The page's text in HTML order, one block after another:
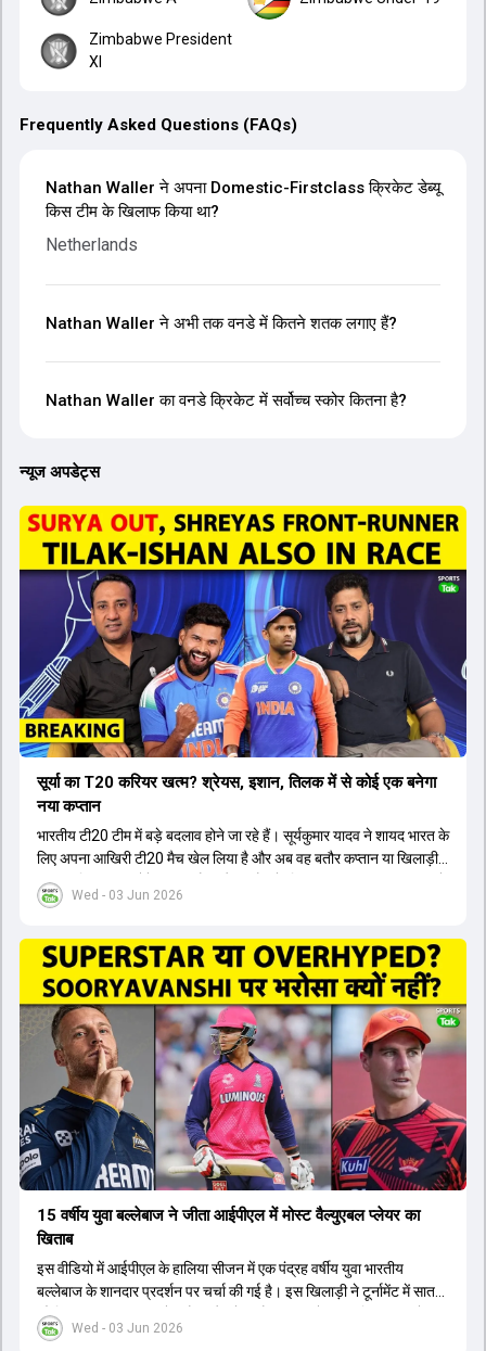
Zimbabwe President
XI
Frequently Asked Questions (FAQs)
Nathan Waller ने अपना Domestic-Firstclass क्रिकेट डेब्यू
किस टीम के खिलाफ किया था?
Netherlands
Nathan Waller ने अभी तक वनडे में कितने शतक लगाए हैं?
Nathan Waller का वनडे क्रिकेट में सर्वोच्च स्कोर कितना है?
न्यूज अपडेट्स
Wed - 03 Jun 2026
सूर्या का T20 करियर खत्म? श्रेयस, इशान, तिलक में से कोई एक बनेगा
नया कप्तान
भारतीय टी20 टीम में बड़े बदलाव होने जा रहे हैं। सूर्यकुमार यादव ने शायद भारत के
लिए अपना आखिरी टी20 मैच खेल लिया है और अब वह बतौर कप्तान या खिलाड़ी
टीम का हिस्सा नहीं होंगे। आयरलैंड और इंग्लैंड के खिलाफ आगामी टी20 सीरीज के
लिए नए कप्तान की तलाश जारी है। इस रेस में श्रेयस अय्यर सबसे आगे चल रहे
पटेल इस रेस में काफी पीछे हैं, जबकि संजू सैमसन और रजत पाटीदार कप्तानी की
दौड़ से बाहर हैं। आगामी सीरीज के लिए वैभव सूर्यवंशी को तीसरे ओपनर के तौर पर
टीम में शामिल किया जाएगा, जबकि अभिषेक शर्मा और संजू सैमसन पहली पसंद
होंगे। इसके अलावा नीतीश रेड्डी को बतौर ऑलराउंडर ज्यादा मौके मिलेंगे। अजीत
अगरकर की अगुवाई वाली चयन समिति और कोच गौतम गंभीर आगामी टी20 वर्ल्ड
कप और 2028 ओलंपिक के लिए लंबी अवधि का विजन लेकर चल रहे हैं।
Wed - 03 Jun 2026
15 वर्षीय युवा बल्लेबाज ने जीता आईपीएल में मोस्ट वैल्युएबल प्लेयर का
खिताब
इस वीडियो में आईपीएल के हालिया सीजन में एक पंद्रह वर्षीय युवा भारतीय
बल्लेबाज के शानदार प्रदर्शन पर चर्चा की गई है। इस खिलाड़ी ने टूर्नामेंट में सात
सौ छिहत्तर रन बनाकर ऑरेंज कैप और मोस्ट वैल्युएबल प्लेयर का खिताब अपने नाम
किया है। वीडियो में बताया गया है कि ऑस्ट्रेलियाई टीम के वर्तमान कप्तान और